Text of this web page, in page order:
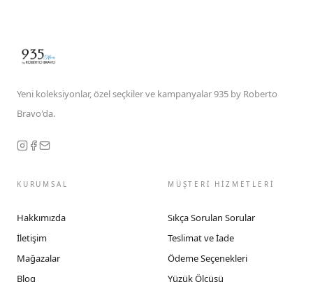
Yeni koleksiyonlar, özel seçkiler ve kampanyalar 935 by Roberto
Bravo'da.
KURUMSAL
Hakkımızda
İletişim
Mağazalar
Blog
MÜŞTERİ HİZMETLERİ
Sıkça Sorulan Sorular
Teslimat ve İade
Ödeme Seçenekleri
Yüzük Ölçüsü